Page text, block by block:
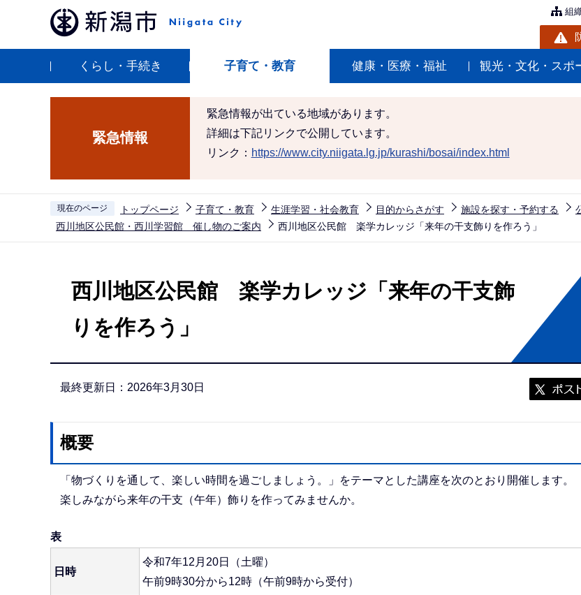
ペ
組
くらし・手続き 子育て・教育 健康・医療・福祉 観光・文化・スポ
緊急情報
緊急情報が出ている地域があります。
詳細は下記リンクで公開しています。
リンク： https://www.city.niigata.lg.jp/kurashi/bosai/index.html
現在のページ トップページ 子育て・教育 生涯学習・社会教育 目的からさがす 施設を探す・予約する
西川地区公民館・西川学習館 催し物のご案内
西川地区公民館 楽学カレッジ「来年の干支飾りを作ろう」
西川地区公民館 楽学カレッジ「来年の干支飾
りを作ろう」
最終更新日：2026年3月30日
概要
「物づくりを通して、楽しい時間を過ごしましょう。」をテーマとした講座を次のとおり開催します。
楽しみながら来年の干支（午年）飾りを作ってみませんか。
表
日時
令和7年12月20日（土曜）
午前9時30分から12時（午前9時から受付）